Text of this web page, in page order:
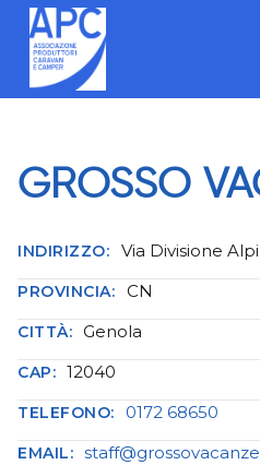
Salta
contenuto
GROSSO
INDIRIZZO: Via Divisione
PROVINCIA: CN
CITTÀ: Genola
CAP: 12040
TELEFONO: 0172 68650
EMAIL: